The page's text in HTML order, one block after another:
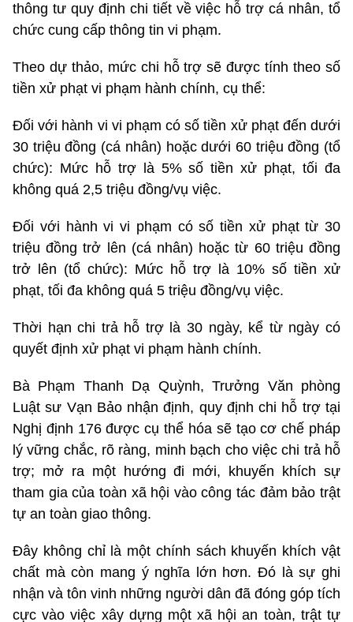
thông tư quy định chi tiết về việc hỗ trợ cá nhân, tổ
chức cung cấp thông tin vi phạm.
Theo dự thảo, mức chi hỗ trợ sẽ được tính theo số
tiền xử phạt vi phạm hành chính, cụ thể:
Đối với hành vi vi phạm có số tiền xử phạt đến dưới
30 triệu đồng (cá nhân) hoặc dưới 60 triệu đồng (tổ
chức): Mức hỗ trợ là 5% số tiền xử phạt, tối đa
không quá 2,5 triệu đồng/vụ việc.
Đối với hành vi vi phạm có số tiền xử phạt từ 30
triệu đồng trở lên (cá nhân) hoặc từ 60 triệu đồng
trở lên (tổ chức): Mức hỗ trợ là 10% số tiền xử
phạt, tối đa không quá 5 triệu đồng/vụ việc.
Thời hạn chi trả hỗ trợ là 30 ngày, kể từ ngày có
quyết định xử phạt vi phạm hành chính.
Bà Phạm Thanh Dạ Quỳnh, Trưởng Văn phòng
Luật sư Vạn Bảo nhận định, quy định chi hỗ trợ tại
Nghị định 176 được cụ thể hóa sẽ tạo cơ chế pháp
lý vững chắc, rõ ràng, minh bạch cho việc chi trả hỗ
trợ; mở ra một hướng đi mới, khuyến khích sự
tham gia của toàn xã hội vào công tác đảm bảo trật
tự an toàn giao thông.
Đây không chỉ là một chính sách khuyến khích vật
chất mà còn mang ý nghĩa lớn hơn. Đó là sự ghi
nhận và tôn vinh những người dân đã đóng góp tích
cực vào việc xây dựng một xã hội an toàn, trật tự